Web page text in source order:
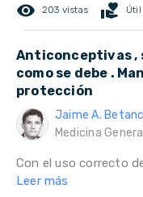
remove_red_eye 203 vistas volunteer_activism Útil
Anticonceptivas ,
como se debe .
protección
Jaime A.
Medicina General
Con el uso correcto
Leer más